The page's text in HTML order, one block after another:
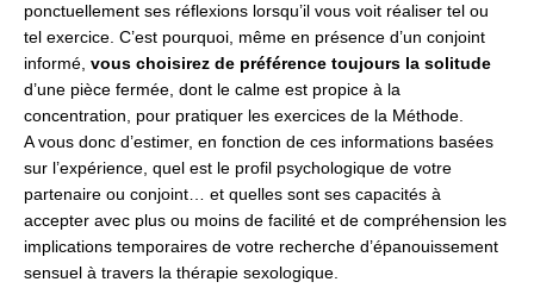
ponctuellement ses réflexions lorsqu’il vous voit réaliser tel ou
tel exercice. C’est pourquoi, même en présence d’un conjoint
informé, vous choisirez de préférence toujours la solitude
d’une pièce fermée, dont le calme est propice à la
concentration, pour pratiquer les exercices de la Méthode.
A vous donc d’estimer, en fonction de ces informations basées
sur l’expérience, quel est le profil psychologique de votre
partenaire ou conjoint… et quelles sont ses capacités à
accepter avec plus ou moins de facilité et de compréhension les
implications temporaires de votre recherche d’épanouissement
sensuel à travers la thérapie sexologique.